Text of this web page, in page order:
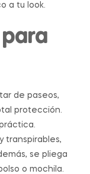
a tu look.
de paseos,
protección.
transpirables,
se pliega
o mochila.